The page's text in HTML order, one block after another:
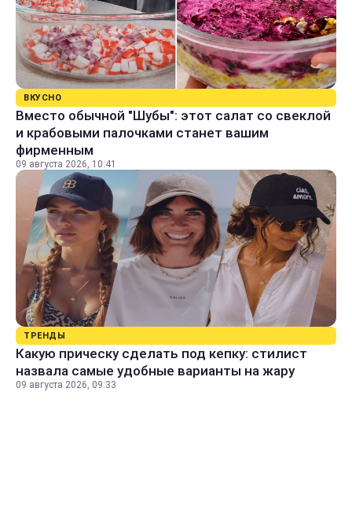
ВКУСНО
Вместо обычной "Шубы": этот салат со свеклой
и крабовыми палочками станет вашим
фирменным
09 августа 2026, 10:41
ТРЕНДЫ
Какую прическу сделать под кепку: стилист
назвала самые удобные варианты на жару
09 августа 2026, 09:33